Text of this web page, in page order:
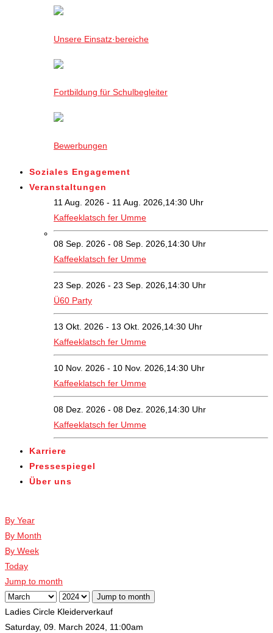
Unsere Einsatz·bereiche
Fortbildung für Schulbegleiter
Bewerbungen
Soziales Engagement
Veranstaltungen
11 Aug. 2026 - 11 Aug. 2026,14:30 Uhr
Kaffeeklatsch fer Umme
08 Sep. 2026 - 08 Sep. 2026,14:30 Uhr
Kaffeeklatsch fer Umme
23 Sep. 2026 - 23 Sep. 2026,14:30 Uhr
Ü60 Party
13 Okt. 2026 - 13 Okt. 2026,14:30 Uhr
Kaffeeklatsch fer Umme
10 Nov. 2026 - 10 Nov. 2026,14:30 Uhr
Kaffeeklatsch fer Umme
08 Dez. 2026 - 08 Dez. 2026,14:30 Uhr
Kaffeeklatsch fer Umme
Karriere
Pressespiegel
Über uns
By Year
By Month
By Week
Today
Jump to month
Jump to month
Ladies Circle Kleiderverkauf
Saturday, 09. March 2024, 11:00am